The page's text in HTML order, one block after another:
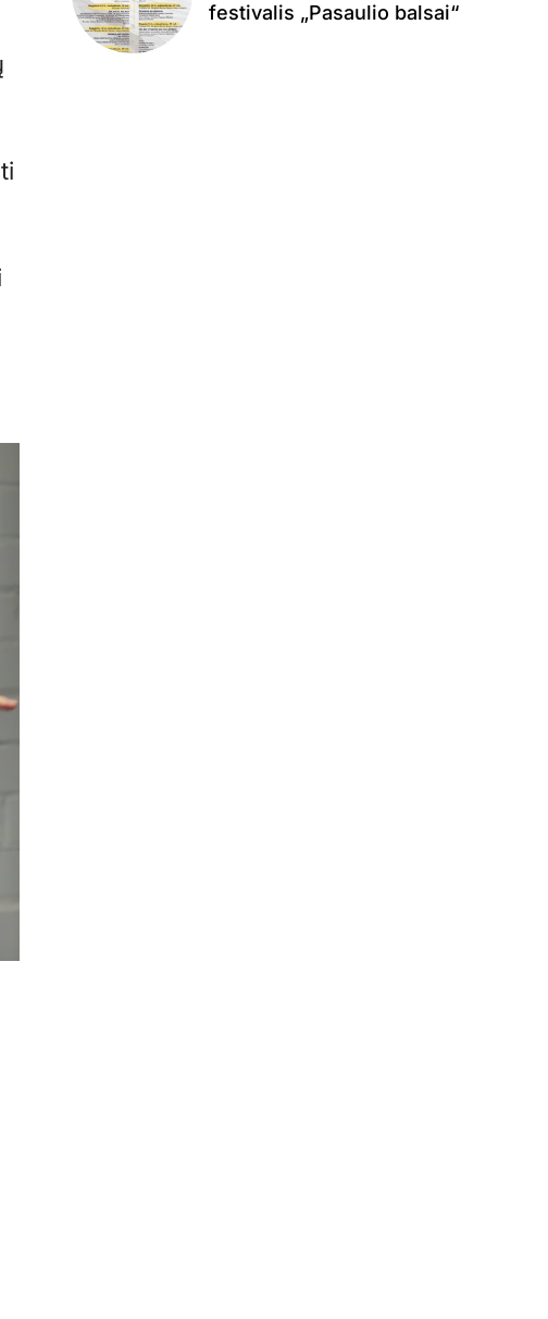
festivalis „Pasaulio balsai“